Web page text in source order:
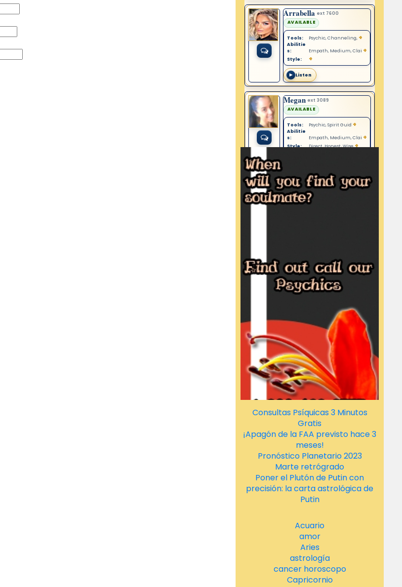
Consultas Psíquicas 3 Minutos
Gratis
¡Apagón de la FAA previsto hace 3
meses!
Pronóstico Planetario 2023
Marte retrógrado
Poner el Plutón de Putin con
precisión: la carta astrológica de
Putin
Acuario
amor
Aries
astrología
cancer horoscopo
Capricornio